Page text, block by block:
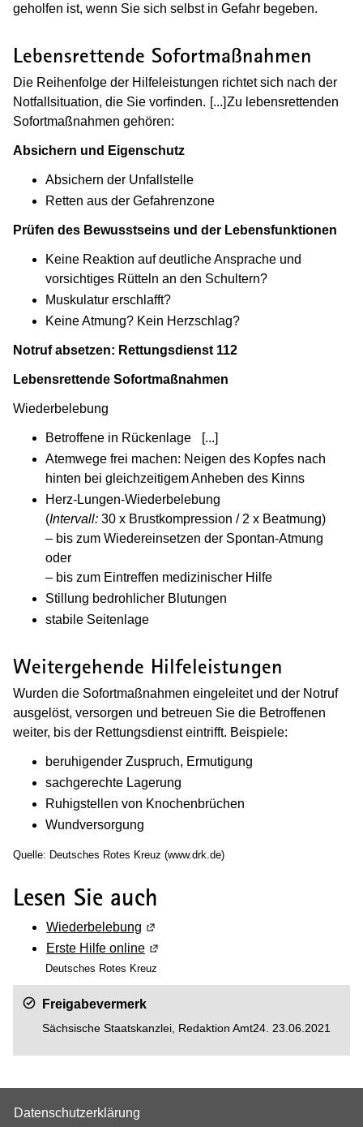
geholfen ist, wenn Sie sich selbst in Gefahr begeben.
Lebensrettende Sofortmaßnahmen
Die Reihenfolge der Hilfeleistungen richtet sich nach der
Notfallsituation, die Sie vorfinden. [...](Wird in einem neuen
Zu lebensrettenden
Sofortmaßnahmen gehören:
Absichern und Eigenschutz
Absichern der Unfallstelle
Retten aus der Gefahrenzone
Prüfen des Bewusstseins und der Lebensfunktionen
Keine Reaktion auf deutliche Ansprache und
vorsichtiges Rütteln an den Schultern?
Muskulatur erschlafft?
Keine Atmung? Kein Herzschlag?
Notruf absetzen: Rettungsdienst 112
Lebensrettende Sofortmaßnahmen
Wiederbelebung
Betroffene in Rückenlage [...]
Atemwege frei machen: Neigen des Kopfes nach
hinten bei gleichzeitigem Anheben des Kinns
Herz-Lungen-Wiederbelebung
(Intervall: 30 x Brustkompression / 2 x Beatmung)
– bis zum Wiedereinsetzen der Spontan-Atmung
oder
– bis zum Eintreffen medizinischer Hilfe
Stillung bedrohlicher Blutungen
stabile Seitenlage
Weitergehende Hilfeleistungen
Wurden die Sofortmaßnahmen eingeleitet und der Notruf
ausgelöst, versorgen und betreuen Sie die Betroffenen
weiter, bis der Rettungsdienst eintrifft. Beispiele:
beruhigender Zuspruch, Ermutigung
sachgerechte Lagerung
Ruhigstellen von Knochenbrüchen
Wundversorgung
Quelle: Deutsches Rotes Kreuz (www.drk.de)
Lesen Sie auch
Wiederbelebung (Wird in einem neuen Fenster
Erste Hilfe online (Wird in einem neuen Fenster
Deutsches Rotes Kreuz
Freigabevermerk
Sächsische Staatskanzlei, Redaktion Amt24. 23.06.2021
Datenschutzerklärung